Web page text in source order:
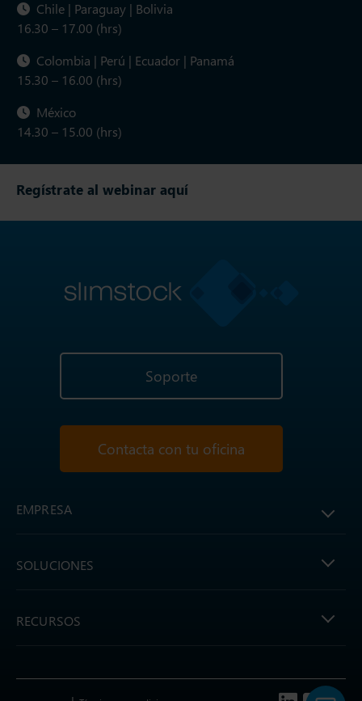
Chile | Paraguay | Bolivia
16.30 – 17.00 (hrs)
Colombia | Perú | Ecuador | Panamá
15.30 – 16.00 (hrs)
México
14.30 – 15.00 (hrs)
Regístrate al webinar aquí
Soporte
Contacta con tu oficina
EMPRESA
SOLUCIONES
RECURSOS
Follow us